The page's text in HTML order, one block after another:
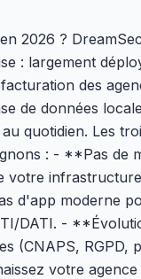
2026 ?
: largement
des
de données
quotidien. Les
: - **Pas de
votre
d'app moderne
DATI. -
(CNAPS,
votre